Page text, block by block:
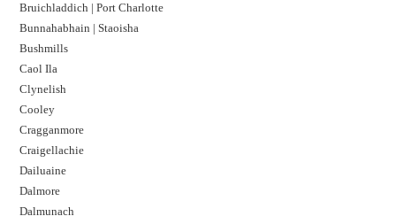
Bruichladdich | Port Charlotte
Bunnahabhain | Staoisha
Bushmills
Caol Ila
Clynelish
Cooley
Cragganmore
Craigellachie
Dailuaine
Dalmore​
Dalmunach